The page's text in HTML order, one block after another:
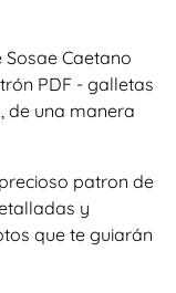
Caetano
PDF - galletas
de una manera
patron de
y
que te guiarán